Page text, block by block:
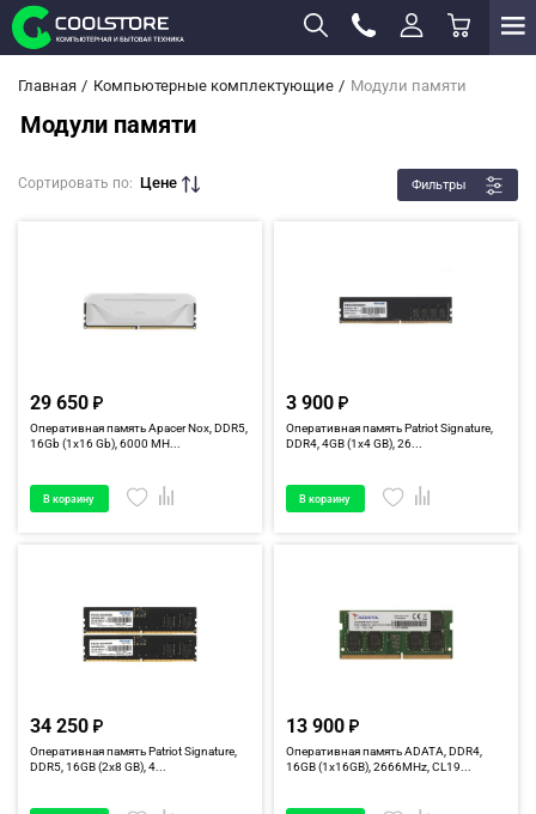
Главная Компьютерные комплектующие Модули памяти
Модули памяти
Сортировать по: Цене Фильтры
29 650
Оперативная память Apacer Nox, DDR5,
16Gb (1x16 Gb), 6000 MH...
В корзину
3 900
Оперативная память Patriot Signature,
DDR4, 4GB (1x4 GB), 26...
В корзину
34 250
Оперативная память Patriot Signature,
DDR5, 16GB (2x8 GB), 4...
13 900
Оперативная память ADATA, DDR4,
16GB (1x16GB), 2666MHz, CL19...